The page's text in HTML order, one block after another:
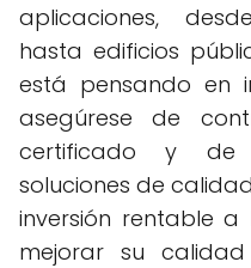
aplicaciones,
hasta edificios
está pensando en
asegúrese de
certificado y de
soluciones de
inversión rentable
mejorar su